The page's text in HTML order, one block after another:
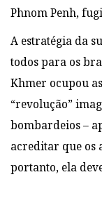
Phnom Penh,
A estratégia da
todos para os
Khmer ocupou
“revolução”
bombardeios –
acreditar que os
portanto, ela